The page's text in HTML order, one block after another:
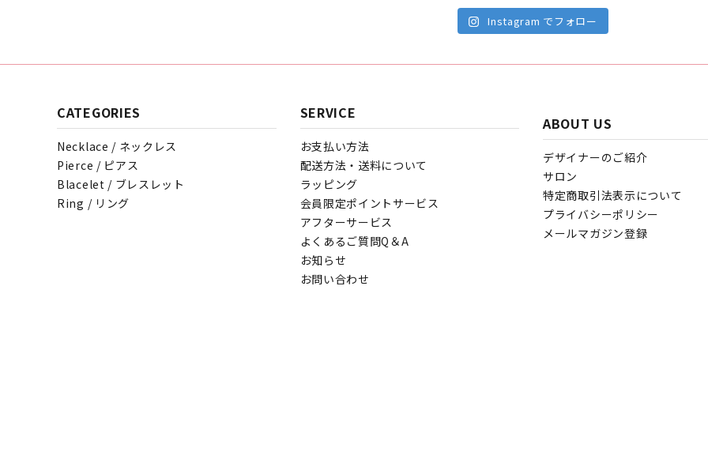
Instagram でフォロー
CATEGORIES
Necklace / ネックレス
Pierce / ピアス
Blacelet / ブレスレット
Ring / リング
SERVICE
お支払い方法
配送方法・送料について
ラッピング
会員限定ポイントサービス
アフターサービス
よくあるご質問Q＆A
お知らせ
お問い合わせ
ABOUT US
デザイナーのご紹介
サロン
特定商取引法表示について
プライバシーポリシー
メールマガジン登録